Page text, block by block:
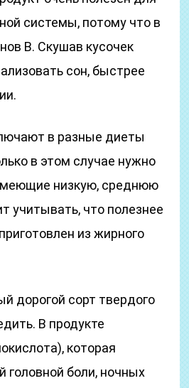
системы, потому что в
В. Скушав кусочек
сон, быстрее
в разные диеты
в этом случае нужно
низкую, среднюю
учитывать, что полезнее
из жирного
дорогой сорт твердого
В продукте
которая
головной боли, ночных